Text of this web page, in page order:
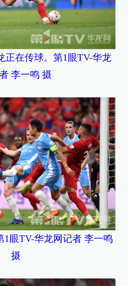
在传球。第1眼TV-华龙
李一鸣 摄
1眼TV-华龙网记者 李一鸣
摄